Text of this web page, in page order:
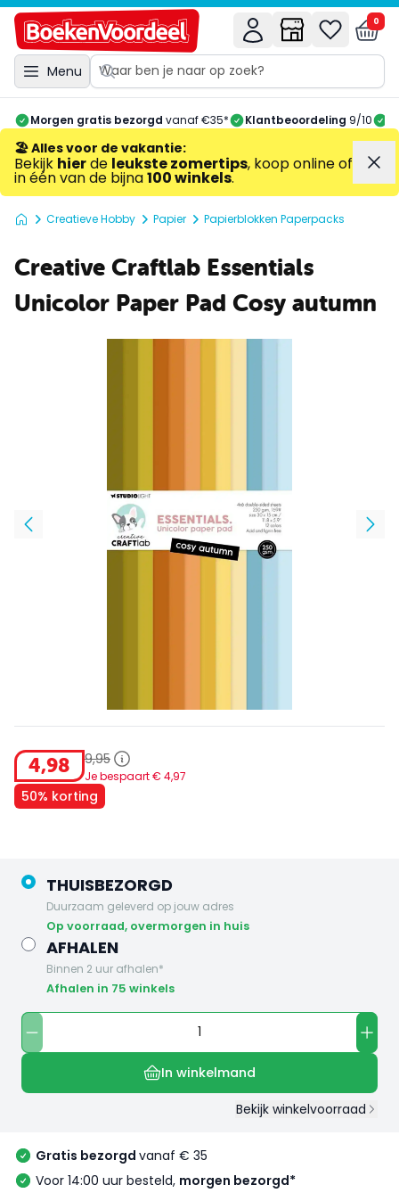
Menu
0
Morgen gratis bezorgd vanaf €35* Klantbeoordeling 9/10
🏖️ Alles voor de vakantie:
Bekijk hierde leukste zomertips, koop online of
in één van de bijna100 winkels.
Creatieve Hobby Papier Papierblokken Paperpacks
Creative Craftlab Essentials
Unicolor Paper Pad Cosy autumn
4,98 9,95
Je bespaart € 4,97
50% korting
THUISBEZORGD
Duurzaam geleverd op jouw adres
op voorraad, overmorgen in huis
AFHALEN
Binnen 2 uur afhalen*
Afhalen in 75 winkels
In winkelmand
Bekijk winkelvoorraad
Gratis bezorgd vanaf € 35
Voor 14:00 uur besteld, morgen bezorgd*